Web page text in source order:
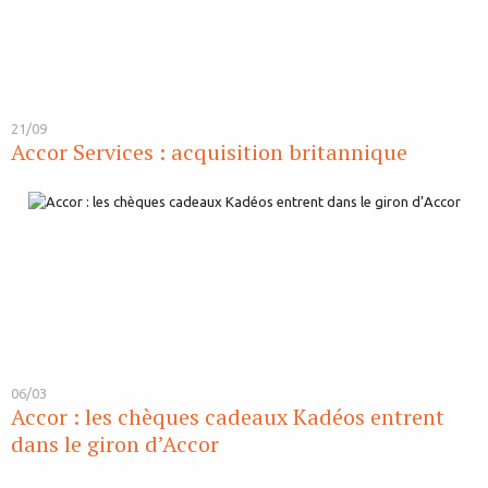
21/09
Accor Services : acquisition britannique
06/03
Accor : les chèques cadeaux Kadéos entrent
dans le giron d’Accor